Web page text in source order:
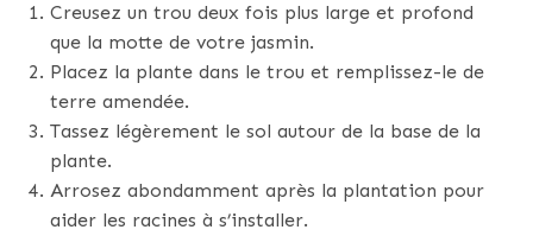
Creusez un trou deux fois plus large et profond
que la motte de votre jasmin.
Placez la plante dans le trou et remplissez-le de
terre amendée.
Tassez légèrement le sol autour de la base de la
plante.
Arrosez abondamment après la plantation pour
aider les racines à s’installer.